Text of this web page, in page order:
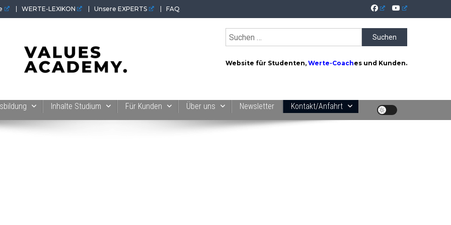
WERTE-LEXIKON Unsere EXPERTS FAQ
Suchen
nach:
Website für Studenten, Werte-Coaches und Kunden.
Inhalte Studium Für Kunden Über uns Newsletter Kontakt/Anfahrt